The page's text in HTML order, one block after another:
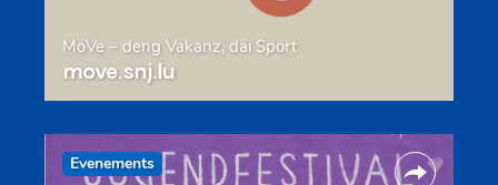
MoVe – deng Vakanz, däi Sport
move.snj.lu
Evenements